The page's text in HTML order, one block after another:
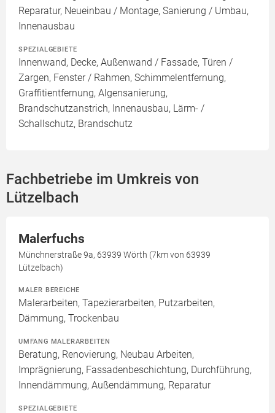
Reparatur, Neueinbau / Montage, Sanierung / Umbau,
Innenausbau
SPEZIALGEBIETE
Innenwand, Decke, Außenwand / Fassade, Türen /
Zargen, Fenster / Rahmen, Schimmelentfernung,
Graffitientfernung, Algensanierung,
Brandschutzanstrich, Innenausbau, Lärm- /
Schallschutz, Brandschutz
Fachbetriebe im Umkreis von
Lützelbach
Malerfuchs
Münchnerstraße 9a, 63939 Wörth (7km von 63939
Lützelbach)
MALER BEREICHE
Malerarbeiten, Tapezierarbeiten, Putzarbeiten,
Dämmung, Trockenbau
UMFANG MALERARBEITEN
Beratung, Renovierung, Neubau Arbeiten,
Imprägnierung, Fassadenbeschichtung, Durchführung,
Innendämmung, Außendämmung, Reparatur
SPEZIALGEBIETE